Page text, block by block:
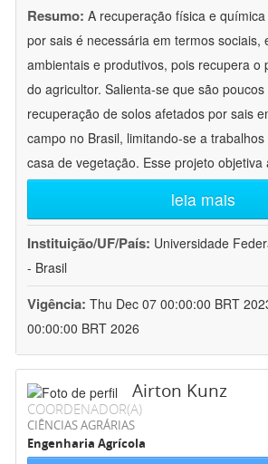
Resumo: A recuperação física e
por sais é necessária em termos sociais,
ambientais e produtivos, pois recupera o
do agricultor. Salienta-se que são
recuperação de solos afetados por sais
campo no Brasil, limitando-se a
casa de vegetação. Esse projeto objetiva
leia mais
Instituição/UF/País: Universidade
- Brasil
Vigência: Thu Dec 07 00:00:00 BRT
00:00:00 BRT 2026
Airton Kunz
COORDENADOR(A)
CIÊNCIAS AGRÁRIAS
Engenharia Agrícola